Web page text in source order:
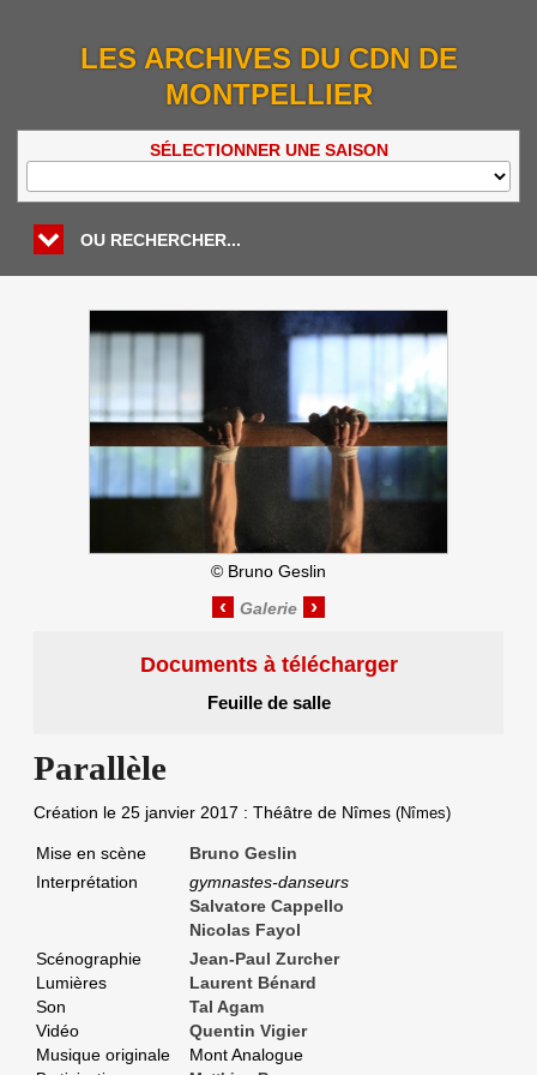
LES ARCHIVES DU CDN DE
MONTPELLIER
SÉLECTIONNER UNE SAISON
OU RECHERCHER...
© Bruno Geslin
‹ ›
Documents à télécharger
Feuille de salle
Parallèle
Création le 25 janvier 2017 : Théâtre de Nîmes (Nîmes)
Mise en scène
Bruno Geslin
Interprétation
gymnastes-danseurs
Salvatore Cappello
Nicolas Fayol
Scénographie
Jean-Paul Zurcher
Lumières
Laurent Bénard
Son
Tal Agam
Vidéo
Quentin Vigier
Musique originale
Mont Analogue